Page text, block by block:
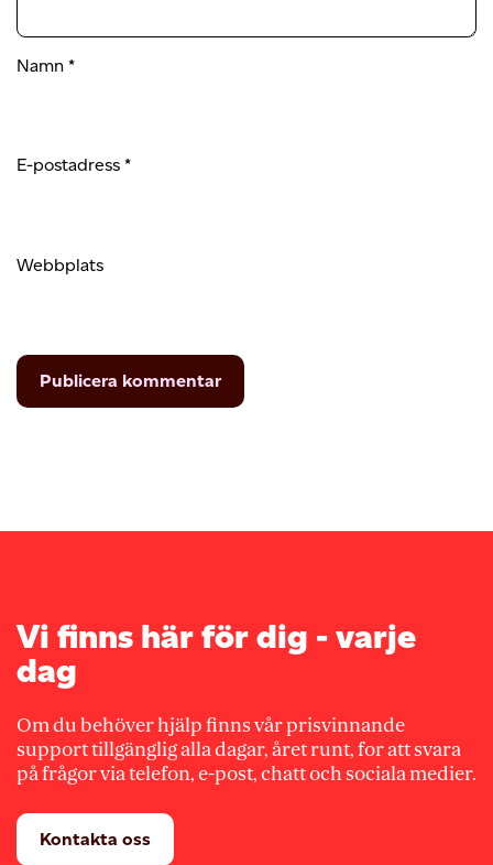
Namn *
E-postadress *
Webbplats
Vi finns här för dig - varje
dag
Om du behöver hjälp finns vår prisvinnande
support tillgänglig alla dagar, året runt, for att svara
på frågor via telefon, e-post, chatt och sociala medier.
Kontakta oss